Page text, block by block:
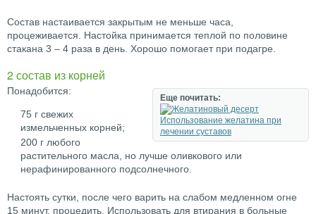
Состав настаивается закрытым не меньше часа,
процеживается. Настойка принимается теплой по половине
стакана 3 – 4 раза в день. Хорошо помогает при подагре.
2 состав из корней
Еще почитать:
Использование желатина при
лечении суставов
Понадобится:
75 г свежих
измельченных корней;
200 г любого
растительного масла, но лучше оливкового или
нерафинированного подсолнечного.
Настоять сутки, после чего варить на слабом медленном огне
15 минут, процедить. Использовать для втирания в больные